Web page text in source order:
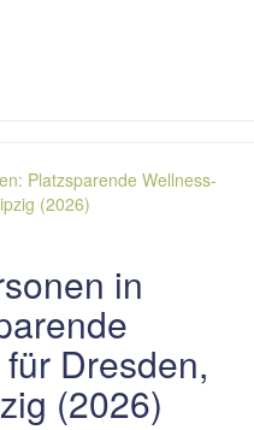
in
Dresden,
(2026)